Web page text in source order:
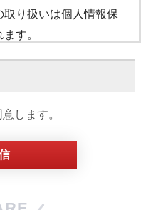
り扱いは個人情報保
す。
的は以下の通りであ
た方に、当社及びセ
します。